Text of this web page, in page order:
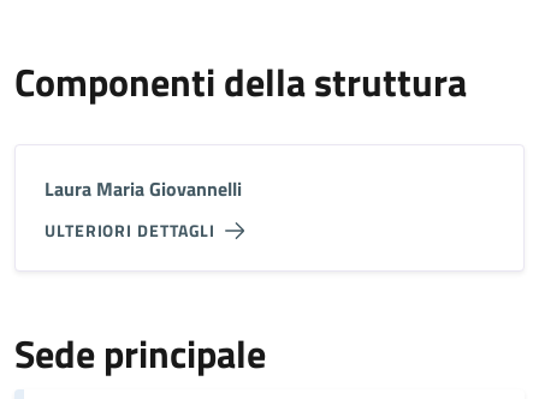
Componenti della struttura
Laura Maria Giovannelli
ULTERIORI DETTAGLI
Sede principale